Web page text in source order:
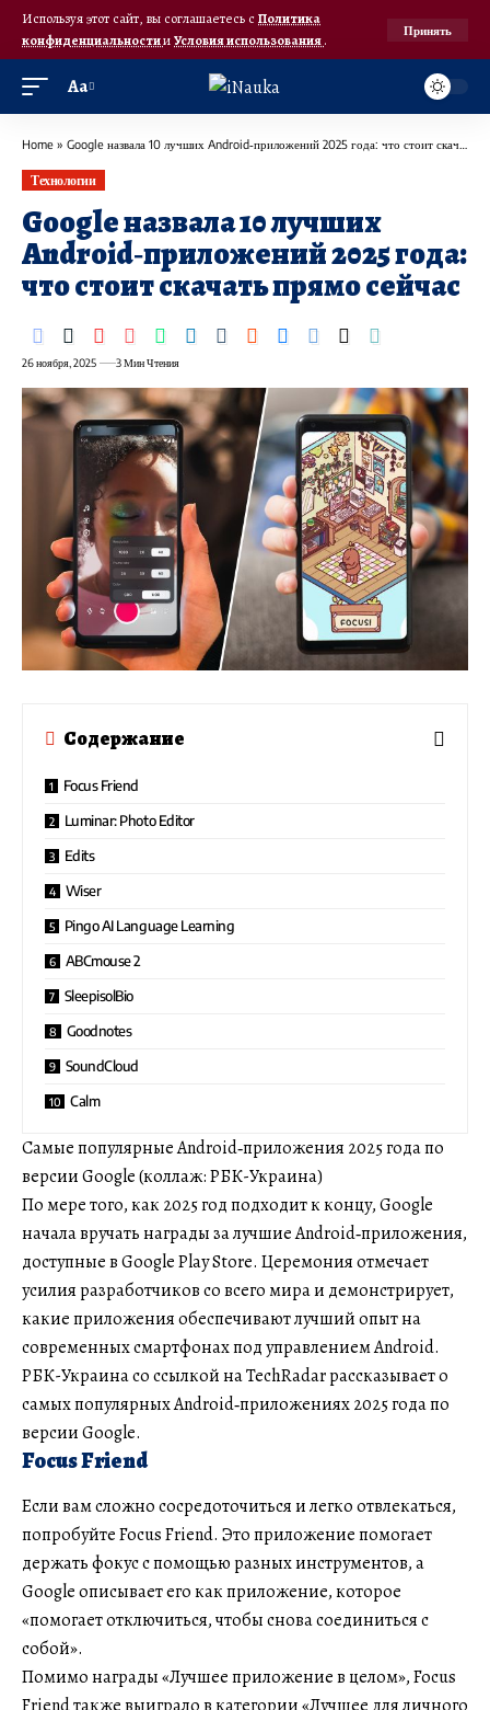
Используя этот сайт, вы соглашаетесь с Политика
конфиденциальностииУсловия использования.
Принять
Аа
Home » Google назвала 10 лучших Android‑приложений 2025 года: что стоит скачать прямо сейчас
Технологии
Google назвала 10 лучших
Android‑приложений 2025 года:
что стоит скачать прямо сейчас
26 ноября, 2025 3 Мин Чтения
Содержание
Focus Friend
Luminar: Photo Editor
Edits
Wiser
Pingo AI Language Learning
ABCmouse 2
SleepisolBio
Goodnotes
SoundCloud
Calm
Самые популярные Android‑приложения 2025 года по
версии Google (коллаж: РБК-Украина)
По мере того, как 2025 год подходит к концу, Google
начала вручать награды за лучшие Android‑приложения,
доступные в Google Play Store. Церемония отмечает
усилия разработчиков со всего мира и демонстрирует,
какие приложения обеспечивают лучший опыт на
современных смартфонах под управлением Android.
РБК-Украина со ссылкой на TechRadar рассказывает о
самых популярных Android‑приложениях 2025 года по
версии Google.
Focus Friend
Если вам сложно сосредоточиться и легко отвлекаться,
попробуйте Focus Friend. Это приложение помогает
держать фокус с помощью разных инструментов, а
Google описывает его как приложение, которое
«помогает отключиться, чтобы снова соединиться с
собой».
Помимо награды «Лучшее приложение в целом», Focus